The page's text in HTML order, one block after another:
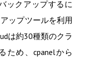
ックアップするに
ップツールを利用
は約30種類のクラ
ため、cpanelから